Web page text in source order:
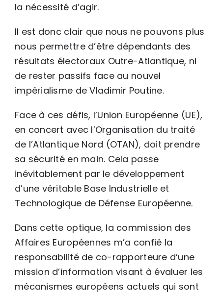
la nécessité d’agir.
Il est donc clair que nous ne pouvons plus
nous permettre d’être dépendants des
résultats électoraux Outre-Atlantique, ni
de rester passifs face au nouvel
impérialisme de Vladimir Poutine.
Face à ces défis, l’Union Européenne (UE),
en concert avec l’Organisation du traité
de l’Atlantique Nord (OTAN), doit prendre
sa sécurité en main. Cela passe
inévitablement par le développement
d’une véritable Base Industrielle et
Technologique de Défense Européenne.
Dans cette optique, la commission des
Affaires Européennes m’a confié la
responsabilité de co-rapporteure d’une
mission d’information visant à évaluer les
mécanismes européens actuels qui sont